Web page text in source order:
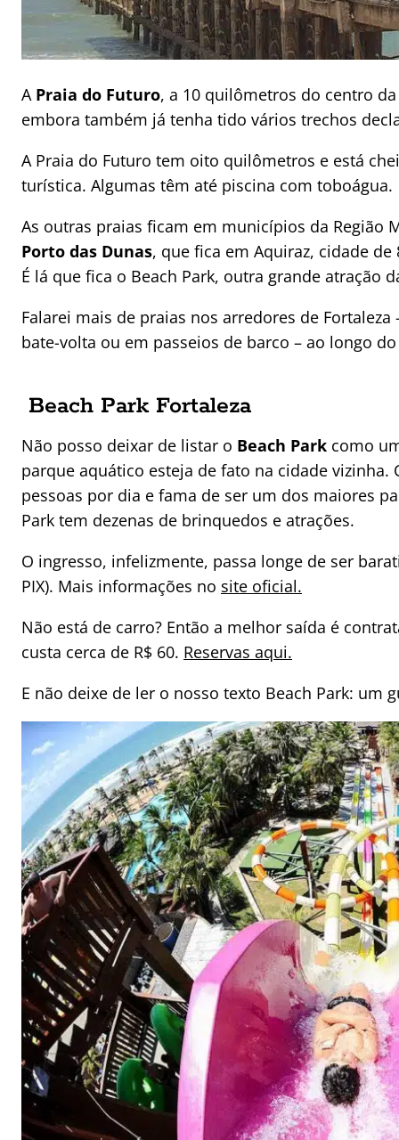
A Praia do Futuro, a 10 quilômetros do centro
embora também já tenha tido vários trechos
A Praia do Futuro tem oito quilômetros e está
turística. Algumas têm até piscina com toboágua.
As outras praias ficam em municípios da Região
Porto das Dunas, que fica em Aquiraz, cidade
É lá que fica o Beach Park, outra grande atração
Falarei mais de praias nos arredores de
bate-volta ou em passeios de barco – ao longo
Beach Park Fortaleza
Não posso deixar de listar o Beach Park como
parque aquático esteja de fato na cidade
pessoas por dia e fama de ser um dos maiores
Park tem dezenas de brinquedos e atrações.
O ingresso, infelizmente, passa longe de ser
PIX). Mais informações no site oficial.
Não está de carro? Então a melhor saída é
custa cerca de R$ 60. Reservas aqui.
E não deixe de ler o nosso texto Beach Park: um